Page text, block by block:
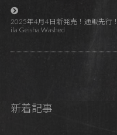
2025年4月4日新発売！通販先行
ila Geisha Washed
新着記事